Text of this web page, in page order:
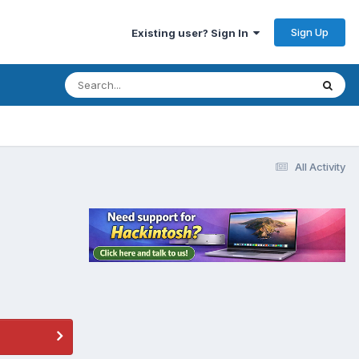
Existing user? Sign In Sign Up
All Activity